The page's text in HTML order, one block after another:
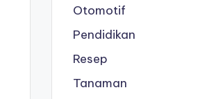
Otomotif
Pendidikan
Resep
Tanaman